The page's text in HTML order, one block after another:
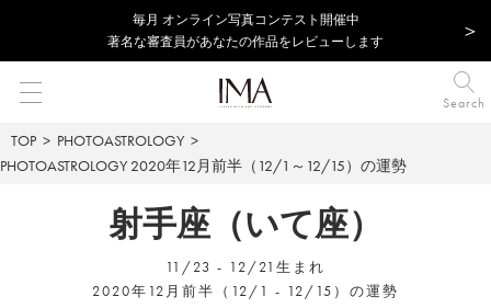
毎⽉ オンライン写真コンテスト開催中
著名な審査員があなたの作品をレビューします
Search
TOP
PHOTOASTROLOGY
PHOTOASTROLOGY 2020年12月前半（12/1～12/15）の運勢
射手座（いて座）
11/23 - 12/21生まれ
2020年12月前半（12/1 - 12/15）の運勢